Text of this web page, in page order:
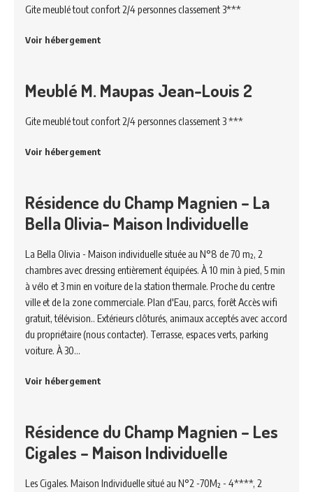
Gite meublé tout confort 2/4 personnes classement 3***
Voir hébergement
Meublé M. Maupas Jean-Louis 2
Gite meublé tout confort 2/4 personnes classement 3 ***
Voir hébergement
Résidence du Champ Magnien – La
Bella Olivia- Maison Individuelle
La Bella Olivia - Maison individuelle située au N°8 de 70 m², 2
chambres avec dressing entièrement équipées. À 10 min à pied, 5 min
à vélo et 3 min en voiture de la station thermale. Proche du centre
ville et de la zone commerciale. Plan d'Eau, parcs, forêt Accès wifi
gratuit, télévision.. Extérieurs clôturés, animaux acceptés avec accord
du propriétaire (nous contacter). Terrasse, espaces verts, parking
voiture. À 30…
Voir hébergement
Résidence du Champ Magnien – Les
Cigales – Maison Individuelle
Les Cigales. Maison Individuelle situé au N°2 -70M² - 4****, 2